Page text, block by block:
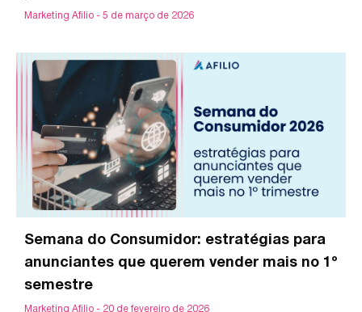
Marketing Afilio 5 de março de 2026
Semana do Consumidor: estratégias para
anunciantes que querem vender mais no 1º
semestre
Marketing Afilio 20 de fevereiro de 2026